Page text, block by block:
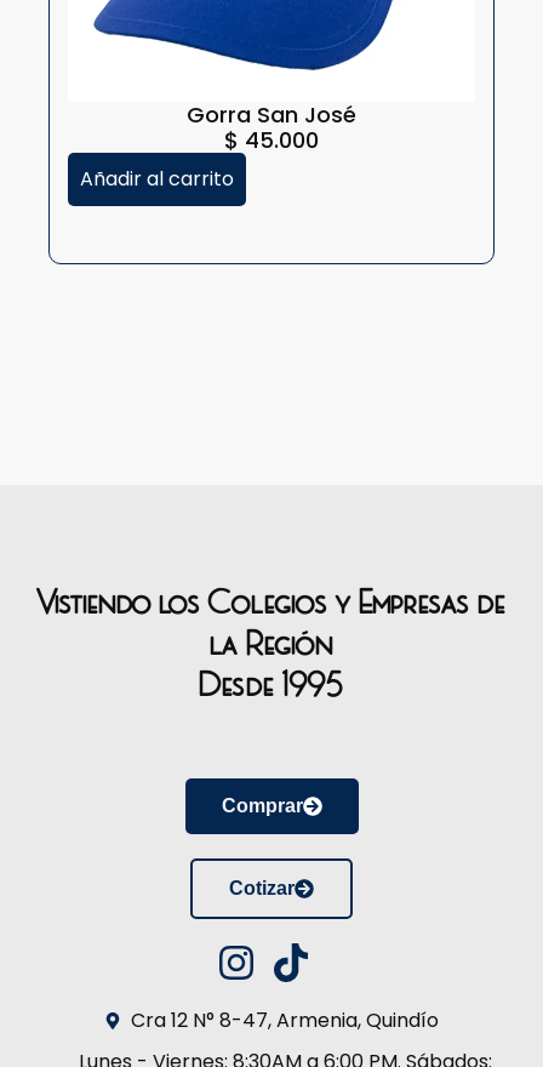
Gorra San José
$ 45.000
Añadir al carrito
Vistiendo los Colegios y Empresas de
la Región
Desde 1995
Comprar
Cotizar
Cra 12 N° 8-47, Armenia, Quindío